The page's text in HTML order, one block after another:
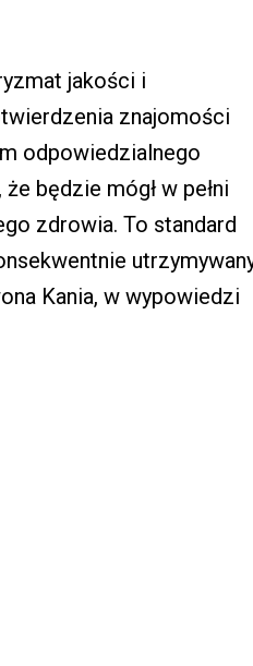
jakości i
znajomości
odpowiedzialnego
będzie mógł w pełni
zdrowia. To standard
Kania, w wypowiedzi